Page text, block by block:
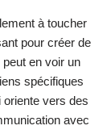
à toucher
pour créer de
en voir un
spécifiques
oriente vers des
avec